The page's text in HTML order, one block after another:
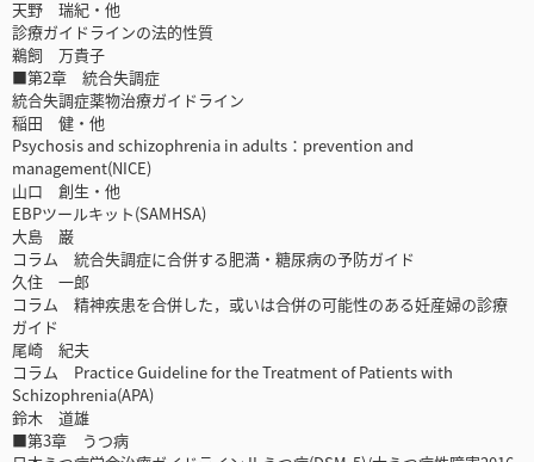
天野 瑞紀・他
診療ガイドラインの法的性質
鵜飼 万貴子
■第2章 統合失調症
統合失調症薬物治療ガイドライン
稲田 健・他
Psychosis and schizophrenia in adults：prevention and
management(NICE)
山口 創生・他
EBPツールキット(SAMHSA)
大島 巌
コラム 統合失調症に合併する肥満・糖尿病の予防ガイド
久住 一郎
コラム 精神疾患を合併した，或いは合併の可能性のある妊産婦の診療
ガイド
尾崎 紀夫
コラム Practice Guideline for the Treatment of Patients with
Schizophrenia(APA)
鈴木 道雄
■第3章 うつ病